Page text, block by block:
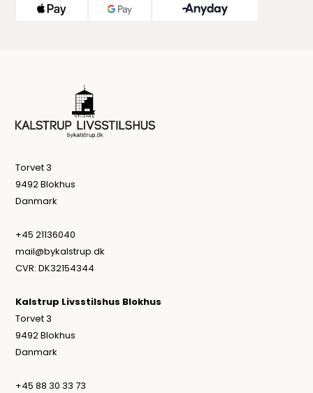
Torvet 3
9492 Blokhus
Danmark
+45 21136040
mail@bykalstrup.dk
CVR: DK32154344
Kalstrup Livsstilshus Blokhus
Torvet 3
9492 Blokhus
Danmark
+45 88 30 33 73